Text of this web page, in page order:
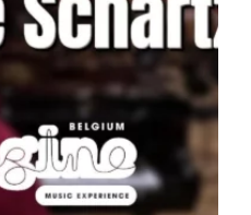
pour sauter le pas :